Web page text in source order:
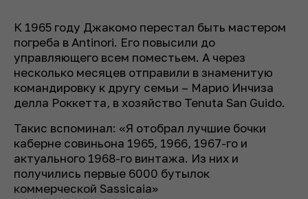
К 1965 году Джакомо перестал быть мастером
погреба в Antinori. Его повысили до
управляющего всем поместьем. А через
несколько месяцев отправили в знаменитую
командировку к другу семьи – Марио Инчиза
делла Роккетта, в хозяйство Tenuta San Guido.
Такис вспоминал: «Я отобрал лучшие бочки
каберне совиньона 1965, 1966, 1967-го и
актуального 1968-го винтажа. Из них и
получились первые 6000 бутылок
коммерческой Sassicaia»